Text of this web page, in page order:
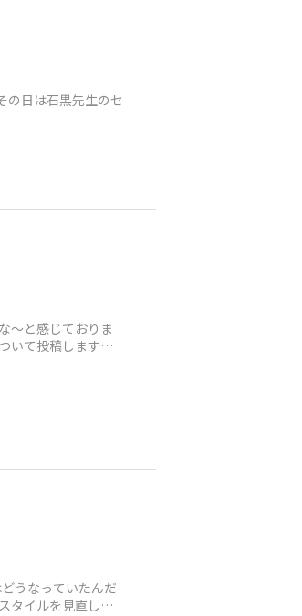
の日は石黒先生のセ
～と感じておりま
いて投稿します✨
うなっていたんだ
タイルを見直し取